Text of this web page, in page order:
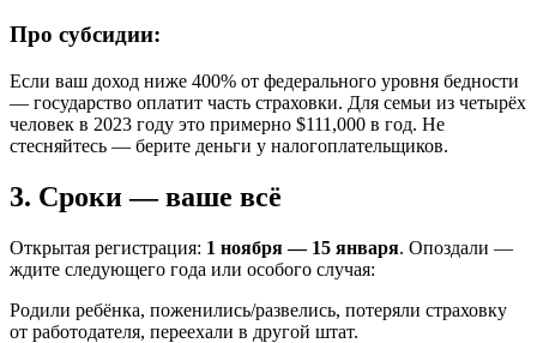
Про субсидии:
Если ваш доход ниже 400% от федерального уровня бедности
— государство оплатит часть страховки. Для семьи из четырёх
человек в 2023 году это примерно $111,000 в год. Не
стесняйтесь — берите деньги у налогоплательщиков.
3. Сроки — ваше всё
Открытая регистрация: 1 ноября — 15 января. Опоздали —
ждите следующего года или особого случая:
Родили ребёнка, поженились/развелись, потеряли страховку
от работодателя, переехали в другой штат.